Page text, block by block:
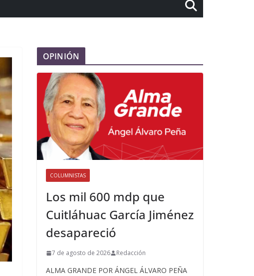
OPINIÓN
COLUMNISTAS
Los mil 600 mdp que
Cuitláhuac García Jiménez
desapareció
7 de agosto de 2026 Redacción
ALMA GRANDE POR ÁNGEL ÁLVARO PEÑA